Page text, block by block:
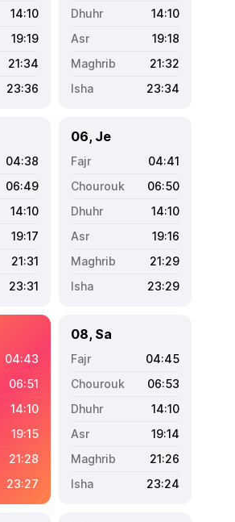
14:10
19:19
21:34
23:36
14:10
19:18
21:32
23:34
04:38
06:49
14:10
19:17
21:31
23:31
06, Je
04:41
06:50
14:10
19:16
21:29
23:29
04:43
06:51
14:10
19:15
21:28
23:27
08, Sa
04:45
06:53
14:10
19:14
21:26
23:24